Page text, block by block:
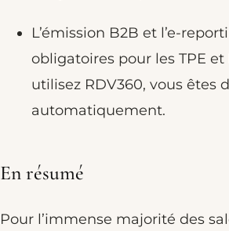
L’émission B2B et l’e-
obligatoires pour les TPE et
utilisez RDV360, vous êtes
automatiquement.
En résumé
Pour l’immense majorité des